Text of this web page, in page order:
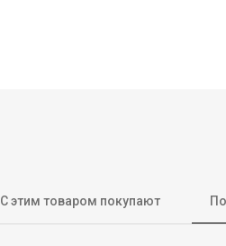
С этим товаром покупают